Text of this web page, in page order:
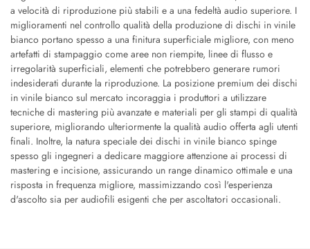
a velocità di riproduzione più stabili e a una fedeltà audio superiore. I
miglioramenti nel controllo qualità della produzione di dischi in vinile
bianco portano spesso a una finitura superficiale migliore, con meno
artefatti di stampaggio come aree non riempite, linee di flusso e
irregolarità superficiali, elementi che potrebbero generare rumori
indesiderati durante la riproduzione. La posizione premium dei dischi
in vinile bianco sul mercato incoraggia i produttori a utilizzare
tecniche di mastering più avanzate e materiali per gli stampi di qualità
superiore, migliorando ulteriormente la qualità audio offerta agli utenti
finali. Inoltre, la natura speciale dei dischi in vinile bianco spinge
spesso gli ingegneri a dedicare maggiore attenzione ai processi di
mastering e incisione, assicurando un range dinamico ottimale e una
risposta in frequenza migliore, massimizzando così l'esperienza
d'ascolto sia per audiofili esigenti che per ascoltatori occasionali.